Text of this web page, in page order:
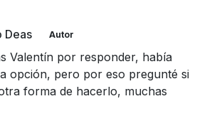
Deas Autor
Valentín por responder, había
opción, pero por eso pregunté si
forma de hacerlo, muchas